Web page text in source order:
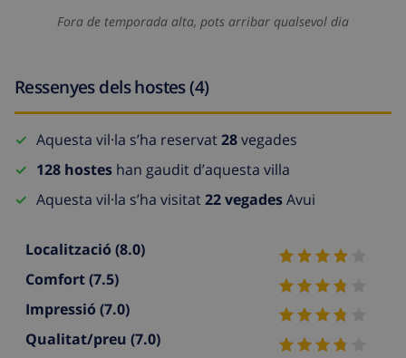
Fora de temporada alta, pots arribar qualsevol dia
Ressenyes dels hostes (4)
Aquesta vil·la s’ha reservat28vegades
128 hostes han gaudit d’aquesta villa
Aquesta vil·la s’ha visitat22 vegadesAvui
Localització (8.0)
Comfort(7.5)
Impressió (7.0)
Qualitat/preu (7.0)